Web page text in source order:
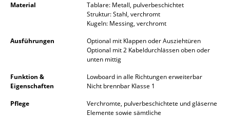
Uhren
Figuren & Miniaturen
Tabletts
Material
Tablare: Metall, pulverbeschichtet
Struktur: Stahl, verchromt
Kugeln: Messing, verchromt
Ausführungen
Optional mit Klappen oder Ausziehtüren
Optional mit 2 Kabeldurchlässen oben oder
unten mittig
Funktion &
Eigenschaften
Lowboard in alle Richtungen erweiterbar
Nicht brennbar Klasse 1
Pflege
Verchromte, pulverbeschichtete und gläserne
Elemente sowie sämtliche